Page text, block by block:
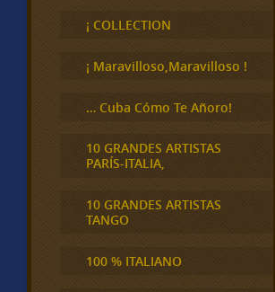
¡ COLLECTION
¡ Maravilloso,Maravilloso !
… Cuba Cómo Te Añoro!
10 GRANDES ARTISTAS
PARÍS-ITALIA,
10 GRANDES ARTISTAS
TANGO
100 % ITALIANO